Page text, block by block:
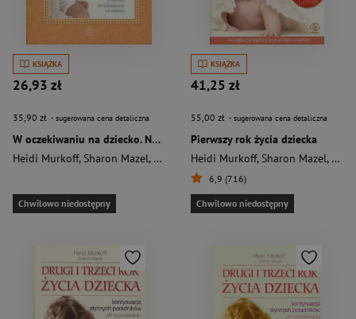
KSIĄŻKA
26,93 zł
35,90 zł - sugerowana cena detaliczna
W oczekiwaniu na dziecko. Notatnik dla kobiet oczekujących dziecka
Heidi Murkoff, Sharon Mazel, Murkoff Heidi
Chwilowo niedostępny
KSIĄŻKA
41,25 zł
55,00 zł - sugerowana cena detaliczna
Pierwszy rok życia dziecka
Heidi Murkoff, Sharon Mazel,
6,9 (716)
Chwilowo niedostępny